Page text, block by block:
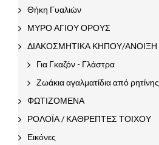
Θήκη Γυαλιών
ΜΥΡΟ ΑΓΙΟΥ ΟΡΟΥΣ
ΔΙΑΚΟΣΜΗΤΙΚΑ ΚΗΠΟΥ/ΑΝΟΙΞΗ
Για Γκαζόν - Γλάστρα
Ζωάκια αγαλματίδια από ρητίνης
ΦΩΤΙΖΟΜΕΝΑ
ΡΟΛΟΪΑ / ΚΑΘΡΕΠΤΕΣ ΤΟΙΧΟΥ
Εικόνες